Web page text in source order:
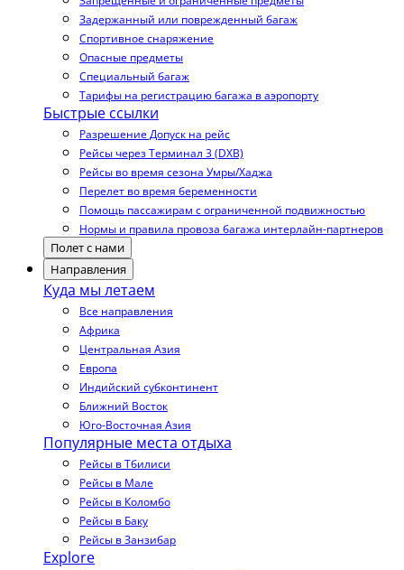
Задержанный или поврежденный багаж
Спортивное снаряжение
Опасные предметы
Специальный багаж
Тарифы на регистрацию багажа в аэропорту
Быстрые ссылки
Разрешение Допуск на рейс
Рейсы через Терминал 3 (DXB)
Рейсы во время сезона Умры/Хаджа
Перелет во время беременности
Помощь пассажирам с ограниченной подвижностью
Нормы и правила провоза багажа интерлайн-партнеров
Полет с нами
Направления
Куда мы летаем
Все направления
Африка
Центральная Азия
Европа
Индийский субконтинент
Ближний Восток
Юго-Восточная Азия
Популярные места отдыха
Рейсы в Тбилиси
Рейсы в Мале
Рейсы в Коломбо
Рейсы в Баку
Рейсы в Занзибар
Explore